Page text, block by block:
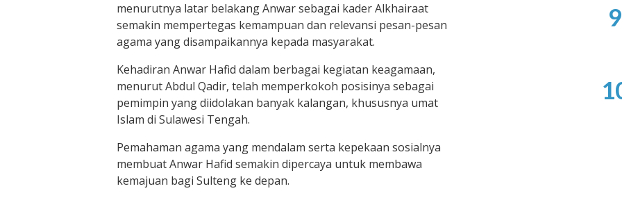
menurutnya latar belakang Anwar sebagai kader Alkhairaat
semakin mempertegas kemampuan dan relevansi pesan-pesan
agama yang disampaikannya kepada masyarakat.
Kehadiran Anwar Hafid dalam berbagai kegiatan keagamaan,
menurut Abdul Qadir, telah memperkokoh posisinya sebagai
pemimpin yang diidolakan banyak kalangan, khususnya umat
Islam di Sulawesi Tengah.
Pemahaman agama yang mendalam serta kepekaan sosialnya
membuat Anwar Hafid semakin dipercaya untuk membawa
kemajuan bagi Sulteng ke depan.
9